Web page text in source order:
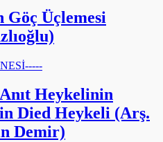
Göç Üçlemesi
Heykelinin
Died Heykeli (Arş.
Demir)